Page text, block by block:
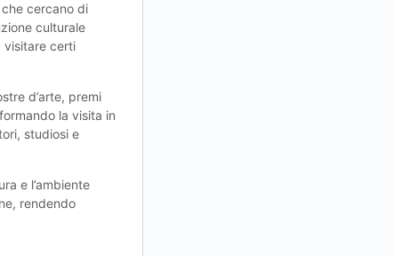
cercano di
culturale
visitare certi
d’arte, premi
la visita in
studiosi e
e l’ambiente
rendendo